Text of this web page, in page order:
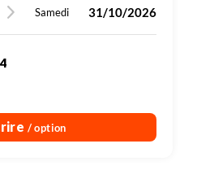
Samedi 31/10/2026
/ option